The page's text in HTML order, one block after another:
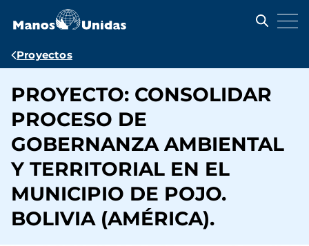
contenido
Ruta
navegación
Proyectos
PROYECTO: CONSOLIDAR
PROCESO DE
GOBERNANZA AMBIENTAL
Y TERRITORIAL EN EL
MUNICIPIO DE POJO.
BOLIVIA (AMÉRICA).